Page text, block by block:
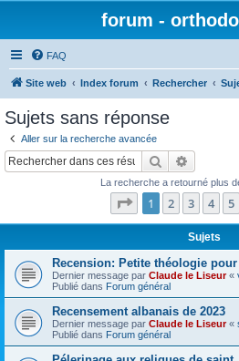
forum -
FAQ
Site web Index forum Rechercher
Sujets sans réponse
Aller sur la recherche avancée
Rechercher
La recherche a retourné plus
Page 1sur20
1 2 3 4 5
Sujets
Recension: Petite théologie
Dernier message par Claude le Liseur«
Publié dans Forum général
Recensement albanais de 2023
Dernier message par Claude le Liseur«
Publié dans Forum général